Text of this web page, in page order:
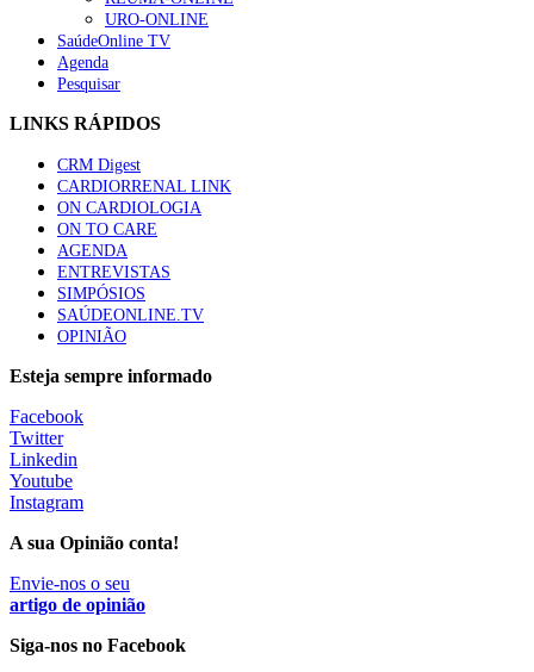
“Os programas de rastreio do cancro do pulmão são
custo-efetivos e representam um investimento
sustentável para os sistemas de saúde”
Quase quatro em cada dez doentes com enfarte
apresentavam níveis elevados de Lp(a), revela estudo
88 visualizações
Trodelvy aprovado para primeira linha no cancro da
mama triplo negativo metastático em doentes não
61 visualizações
MAIS NOTÍCIAS
Quase 11.900 jovens recorreram aos cheques psicólogo e
nutricionista no primeiro mês
ULS de Coimbra estreia cirurgia endoscópica do ouvido com
apoio robótico em Portugal
URO-ONLINE
SaúdeOnline TV
Agenda
Pesquisar
LINKS RÁPIDOS
CRM Digest
CARDIORRENAL LINK
ON CARDIOLOGIA
ON TO CARE
AGENDA
ENTREVISTAS
SIMPÓSIOS
SAÚDEONLINE.TV
OPINIÃO
Esteja sempre informado
Facebook
Twitter
Linkedin
Youtube
Instagram
A sua Opinião conta!
Envie-nos o seu
artigo de opinião
Siga-nos no Facebook